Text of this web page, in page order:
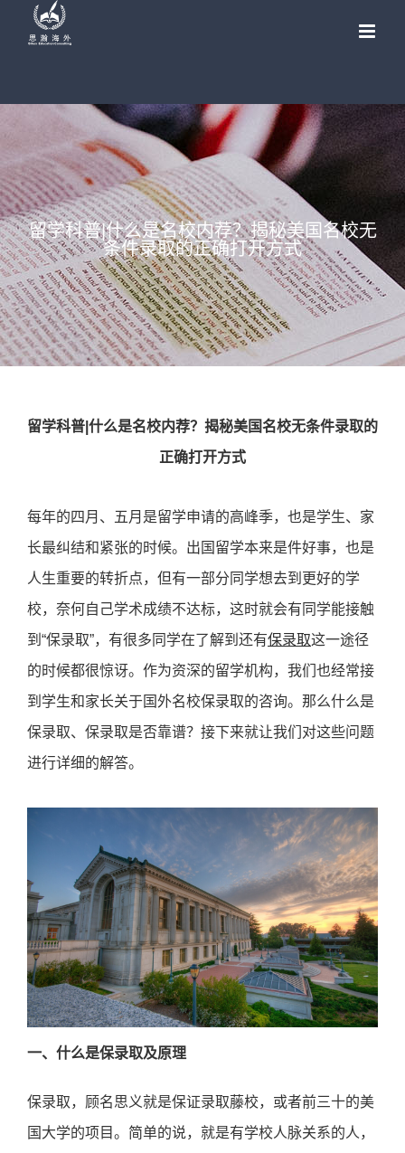
留学科普|什么是名校内荐？揭秘美国名校无
条件录取的正确打开方式
留学科普 |什么是名校内荐？揭秘美国名校无条件录取的
正确打开方式
每年的四月、五月是留学申请的高峰季，也是学生、家
长最纠结和紧张的时候。出国留学本来是件好事，也是
人生重要的转折点，但有一部分同学想去到更好的学
校，奈何自己学术成绩不达标，这时就会有同学能接触
到“保录取”，有很多同学在了解到还有保录取这一途径
的时候都很惊讶。作为资深的留学机构，我们也经常接
到学生和家长关于国外名校保录取的咨询。那么什么是
保录取、保录取是否靠谱？接下来就让我们对这些问题
进行详细的解答。
一、 什么是保录取及原理
保录取，顾名思义就是保证录取藤校，或者前三十的美
国大学的项目。简单的说，就是有学校人脉关系的人，